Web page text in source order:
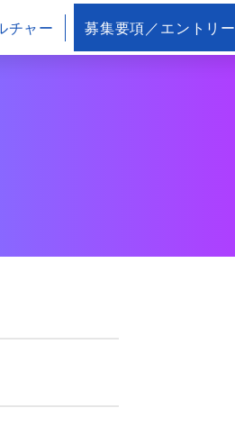
チャー 募集要項／エントリー